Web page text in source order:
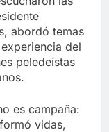
abordó temas
del
peledeístas
es campaña:
vidas,